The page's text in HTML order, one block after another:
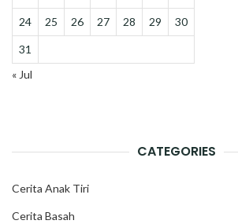
24 25 26 27 28 29 30
31
« Jul
CATEGORIES
Cerita Anak Tiri
Cerita Basah